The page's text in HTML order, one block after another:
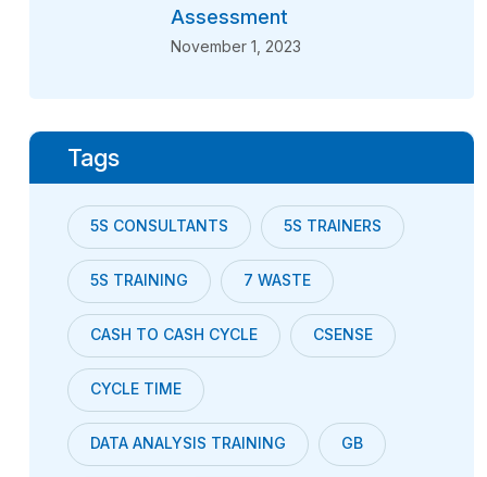
Assessment
November 1, 2023
Tags
5S CONSULTANTS 5S TRAINERS
5S TRAINING 7 WASTE
CASH TO CASH CYCLE CSENSE
CYCLE TIME
DATA ANALYSIS TRAINING GB